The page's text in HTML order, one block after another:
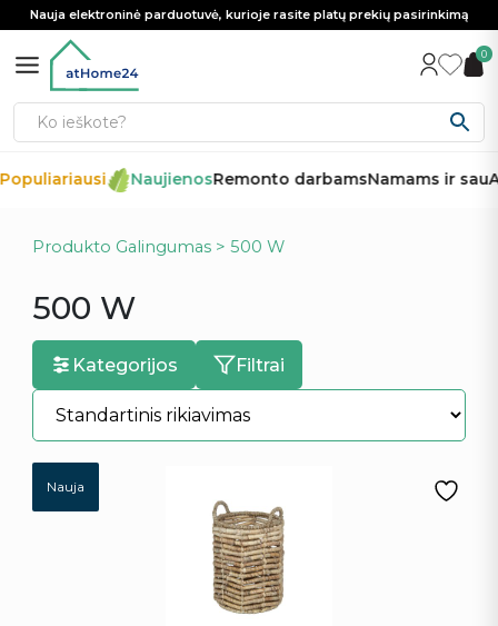
Nauja elektroninė parduotuvė, kurioje rasite platų prekių pasirinkimą
0
NaujienosRemonto darbamsNamams ir sau
Produkto Galingumas > 500 W
500 W
Kategorijos Filtrai
Nauja